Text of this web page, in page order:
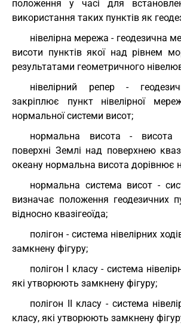
положення у часі для
використання таких пунктів як
нівелірна мережа - геодезична
висоти пунктів якої над рівнем
результатами геометричного
нівелірний репер -
закріплює пункт нівелірної
нормальної системи висот;
нормальна висота - висота
поверхні Землі над поверхнею
океану нормальна висота дорівнює
нормальна система висот -
визначає положення геодезичних
відносно квазігеоїда;
полігон - система нівелірних
замкнену фігуру;
полігон I класу - система
які утворюють замкнену фігуру;
полігон II класу - система
класу, які утворюють замкнену